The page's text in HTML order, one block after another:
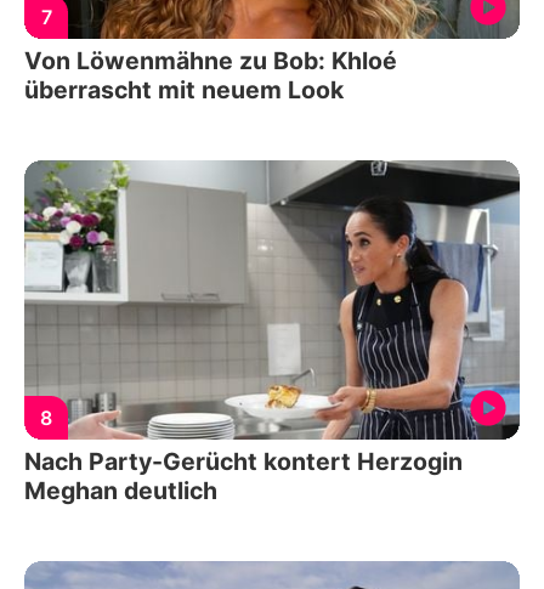
7
Von Löwenmähne zu Bob: Khloé
überrascht mit neuem Look
8
Nach Party-Gerücht kontert Herzogin
Meghan deutlich